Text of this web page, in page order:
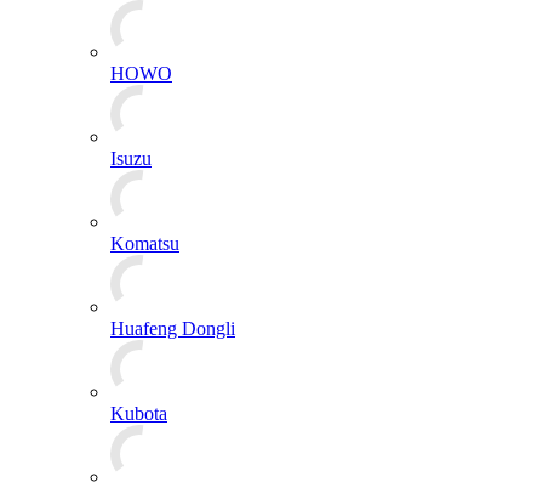
HOWO
Isuzu
Komatsu
Huafeng Dongli
Kubota